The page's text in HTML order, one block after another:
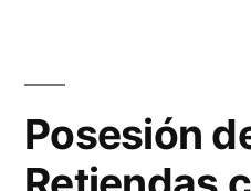
resumen…
Posesión